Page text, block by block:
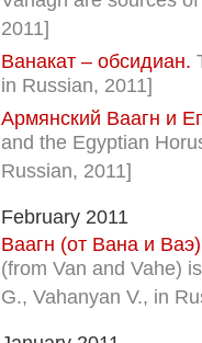
2011]
Ванакат – обсидиан.
in Russian, 2011]
Армянский Ваагн и
and the Egyptian
Russian, 2011]
February 2011
Ваагн (от Вана и
(from Van and Vahe)
G., Vahanyan V., in